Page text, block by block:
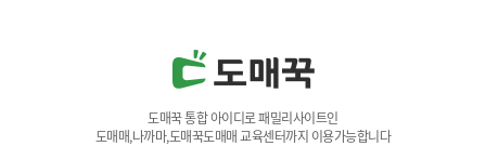
도매꾹 통합 아이디로 패밀리사이트인
도매매,나까마,도매꾹도매매 교육센터까지 이용가능합니다